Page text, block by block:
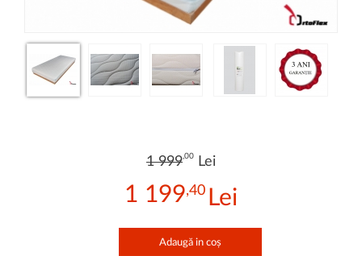
1 999,00 Lei
1 199,40
Adaugă in coș